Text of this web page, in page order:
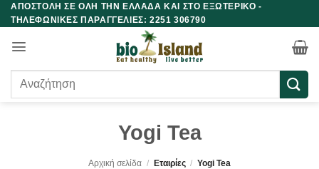
Μετάβαση
στο
περιεχόμενο
ΑΠΟΣΤΟΛΗ ΣΕ ΟΛΗ ΤΗΝ ΕΛΛΑΔΑ ΚΑΙ ΣΤΟ ΕΞΩΤΕΡΙΚΟ -
ΤΗΛΕΦΩΝΙΚΕΣ ΠΑΡΑΓΓΕΛΙΕΣ: 2251 306790
Αναζήτηση
Yogi Tea
Αρχική σελίδα / Εταιρίες / Yogi Tea